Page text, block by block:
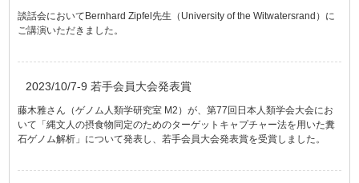
談話会においてBernhard Zipfel先生（University of the Witwatersrand）に
ご講演いただきました。
2023/10/7-9 若手会員大会発表賞
藤木雅さん（ゲノム人類学研究室 M2）が、第77回日本人類学会大会にお
いて「縄文人の摂食物同定のためのターゲットキャプチャー法を用いた糞
石ゲノム解析」について発表し、若手会員大会発表賞を受賞しました。